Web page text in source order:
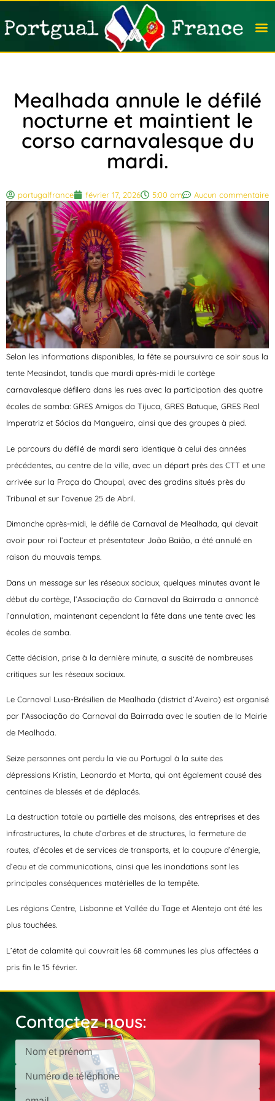
Mealhada annule le défilé
nocturne et maintient le
corso carnavalesque du
mardi.
portugalfrance février 17, 2026 5:00 am Aucun commentaire
Selon les informations disponibles, la fête se poursuivra ce soir sous la
tente Measindot, tandis que mardi après-midi le cortège
carnavalesque défilera dans les rues avec la participation des quatre
écoles de samba: GRES Amigos da Tijuca, GRES Batuque, GRES Real
Imperatriz et Sócios da Mangueira, ainsi que des groupes à pied.
Le parcours du défilé de mardi sera identique à celui des années
précédentes, au centre de la ville, avec un départ près des CTT et une
arrivée sur la Praça do Choupal, avec des gradins situés près du
Tribunal et sur l’avenue 25 de Abril.
Dimanche après-midi, le défilé de Carnaval de Mealhada, qui devait
avoir pour roi l’acteur et présentateur João Baião, a été annulé en
raison du mauvais temps.
Dans un message sur les réseaux sociaux, quelques minutes avant le
début du cortège, l’Associação do Carnaval da Bairrada a annoncé
l’annulation, maintenant cependant la fête dans une tente avec les
écoles de samba.
Cette décision, prise à la dernière minute, a suscité de nombreuses
critiques sur les réseaux sociaux.
Le Carnaval Luso-Brésilien de Mealhada (district d’Aveiro) est organisé
par l’Associação do Carnaval da Bairrada avec le soutien de la Mairie
de Mealhada.
Seize personnes ont perdu la vie au Portugal à la suite des
dépressions Kristin, Leonardo et Marta, qui ont également causé des
centaines de blessés et de déplacés.
La destruction totale ou partielle des maisons, des entreprises et des
infrastructures, la chute d’arbres et de structures, la fermeture de
routes, d’écoles et de services de transports, et la coupure d’énergie,
d’eau et de communications, ainsi que les inondations sont les
principales conséquences matérielles de la tempête.
Les régions Centre, Lisbonne et Vallée du Tage et Alentejo ont été les
plus touchées.
L’état de calamité qui couvrait les 68 communes les plus affectées a
pris fin le 15 février.
Contactez nous: